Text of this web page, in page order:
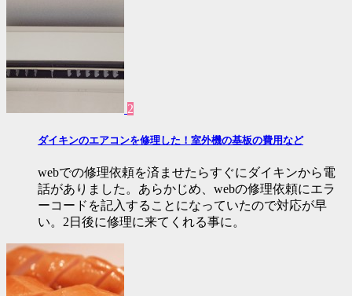
2
ダイキンのエアコンを修理した！室外機の基板の費用など
webでの修理依頼を済ませたらすぐにダイキンから電
話がありました。あらかじめ、webの修理依頼にエラ
ーコードを記入することになっていたので対応が早
い。2日後に修理に来てくれる事に。